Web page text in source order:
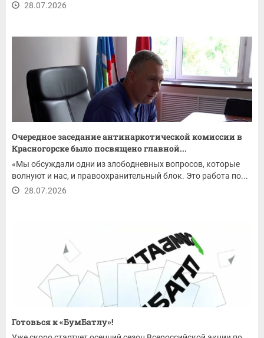
28.07.2026
Очередное заседание антинаркотической комиссии в
Красногорске было посвящено главной...
«Мы обсуждали одни из злободневных вопросов, которые
волнуют и нас, и правоохранительный блок. Это работа по...
28.07.2026
Готовься к «БумБатлу»!